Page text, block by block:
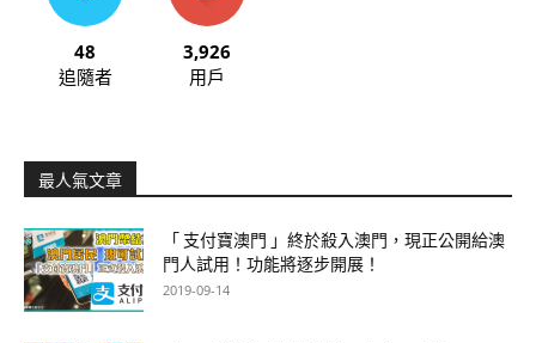
48
追隨者
3,926
用戶
最人氣文章
「 支付寶澳門 」終於殺入澳門，現正公開給澳
門人試用！功能將逐步開展！
2019-09-14